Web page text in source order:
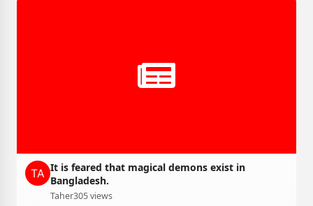
It is feared that magical demons exist in
Bangladesh.
Taher305 views